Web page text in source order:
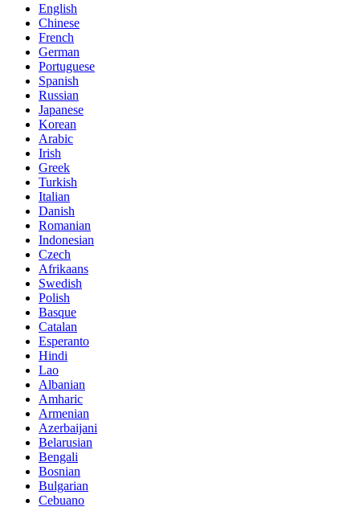
English
Chinese
French
German
Portuguese
Spanish
Russian
Japanese
Korean
Arabic
Irish
Greek
Turkish
Italian
Danish
Romanian
Indonesian
Czech
Afrikaans
Swedish
Polish
Basque
Catalan
Esperanto
Hindi
Lao
Albanian
Amharic
Armenian
Azerbaijani
Belarusian
Bengali
Bosnian
Bulgarian
Cebuano